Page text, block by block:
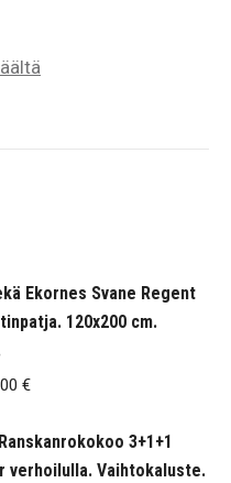
Ekornes Svane Regent
120x200 cm.
€Nykyinen
on:
110,00 €.
3+1+1
verhoilulla. Vaihtokaluste.